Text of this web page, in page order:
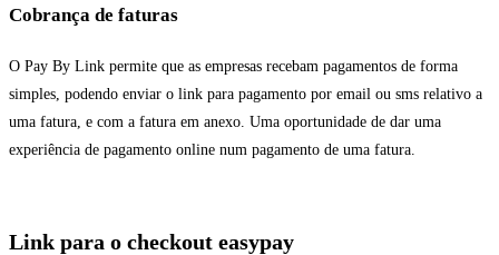
Cobrança de faturas
O Pay By Link permite que as empresas recebam pagamentos de forma
simples, podendo enviar o link para pagamento por email ou sms relativo a
uma fatura, e com a fatura em anexo. Uma oportunidade de dar uma
experiência de pagamento online num pagamento de uma fatura.
Link para o checkout easypay